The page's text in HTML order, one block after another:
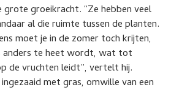
grote groeikracht. “Ze hebben veel
al die ruimte tussen de planten.
moet je in de zomer toch krijten,
anders te heet wordt, wat tot
de vruchten leidt”, vertelt hij.
met gras, omwille van een